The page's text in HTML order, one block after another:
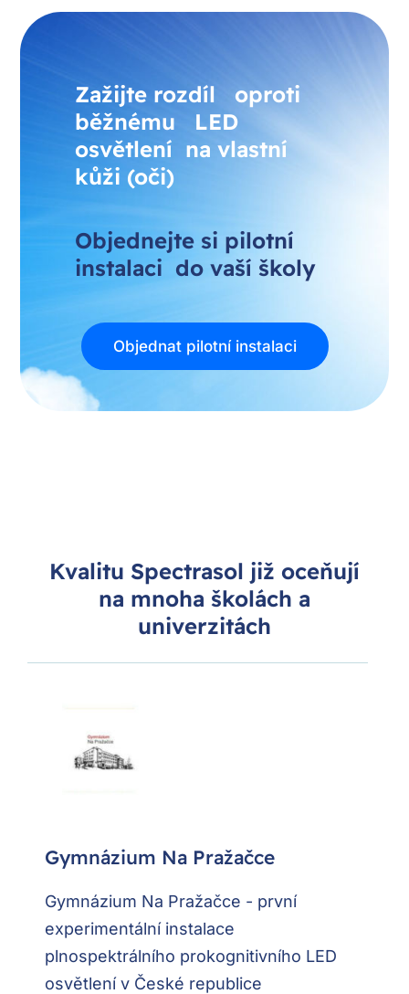
Zažijte rozdíl oproti
běžnému LED
osvětlení na vlastní
kůži (oči)
Objednejte si pilotní
instalaci do vaší školy
Objednat pilotní instalaci
Kvalitu Spectrasol již oceňují
na mnoha školách a
univerzitách
Gymnázium Na Pražačce
Gymnázium Na Pražačce - první
experimentální instalace
plnospektrálního prokognitivního LED
osvětlení v České republice